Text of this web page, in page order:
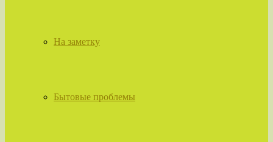
На заметку
Бытовые проблемы